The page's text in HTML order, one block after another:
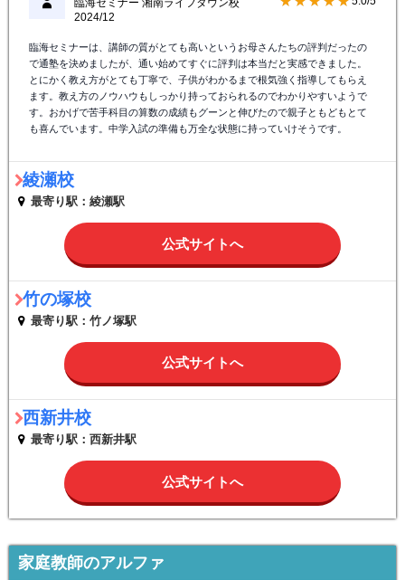
臨海セミナー 湘南ライフタウン校
2024/12
臨海セミナーは、講師の質がとても高いというお母さんたちの評判だったの
で通塾を決めましたが、通い始めてすぐに評判は本当だと実感できました。
とにかく教え方がとても丁寧で、子供がわかるまで根気強く指導してもらえ
ます。教え方のノウハウもしっかり持っておられるのでわかりやすいようで
す。おかげで苦手科目の算数の成績もグーンと伸びたので親子ともどもとて
も喜んでいます。中学入試の準備も万全な状態に持っていけそうです。
綾瀬校
最寄り駅：綾瀬駅
公式サイトへ
竹の塚校
最寄り駅：竹ノ塚駅
公式サイトへ
西新井校
最寄り駅：西新井駅
公式サイトへ
家庭教師のアルファ